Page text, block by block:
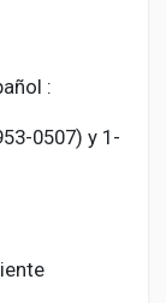
:
0507) y 1-